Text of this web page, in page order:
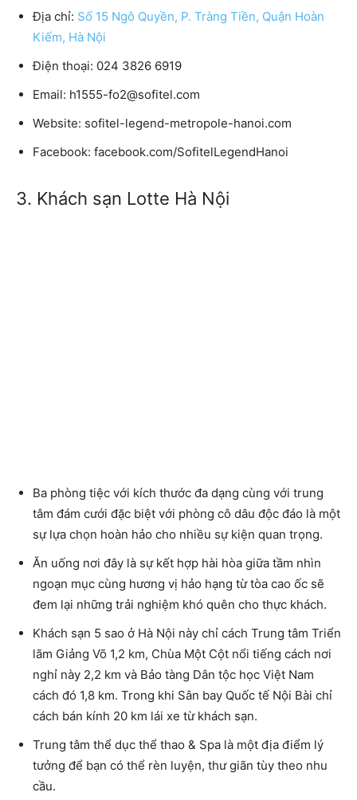
Địa chỉ: Số 15 Ngô Quyền, P. Tràng Tiền, Quận Hoàn
Kiếm, Hà Nội
Điện thoại: 024 3826 6919
Email: h1555-fo2@sofitel.com
Website: sofitel-legend-metropole-hanoi.com
Facebook: facebook.com/SofitelLegendHanoi
3. Khách sạn Lotte Hà Nội
Ba phòng tiệc với kích thước đa dạng cùng với trung
tâm đám cưới đặc biệt với phòng cô dâu độc đáo là một
sự lựa chọn hoàn hảo cho nhiều sự kiện quan trọng.
Ăn uống nơi đây là sự kết hợp hài hòa giữa tầm nhìn
ngoạn mục cùng hương vị hảo hạng từ tòa cao ốc sẽ
đem lại những trải nghiệm khó quên cho thực khách.
Khách sạn 5 sao ở Hà Nội này chỉ cách Trung tâm Triển
lãm Giảng Võ 1,2 km, Chùa Một Cột nổi tiếng cách nơi
nghỉ này 2,2 km và Bảo tàng Dân tộc học Việt Nam
cách đó 1,8 km. Trong khi Sân bay Quốc tế Nội Bài chỉ
cách bán kính 20 km lái xe từ khách sạn.
Trung tâm thể dục thể thao & Spa là một địa điểm lý
tưởng để bạn có thể rèn luyện, thư giãn tùy theo nhu
cầu.